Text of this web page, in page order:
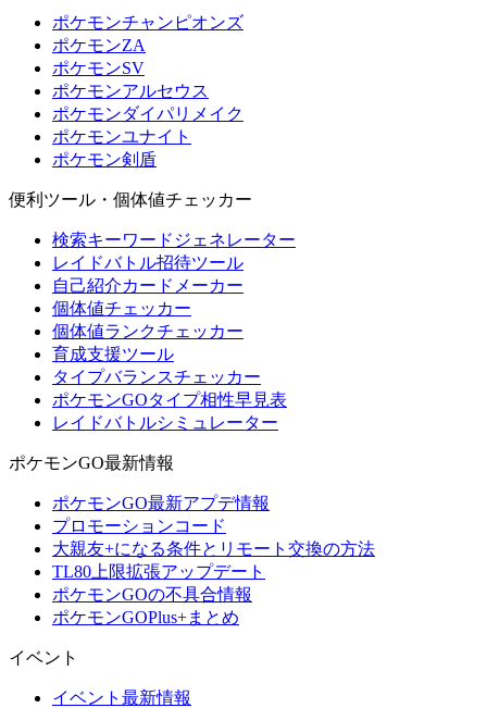
ポケモンチャンピオンズ
ポケモンZA
ポケモンSV
ポケモンアルセウス
ポケモンダイパリメイク
ポケモンユナイト
ポケモン剣盾
便利ツール・個体値チェッカー
検索キーワードジェネレーター
レイドバトル招待ツール
自己紹介カードメーカー
個体値チェッカー
個体値ランクチェッカー
育成支援ツール
タイプバランスチェッカー
ポケモンGOタイプ相性早見表
レイドバトルシミュレーター
ポケモンGO最新情報
ポケモンGO最新アプデ情報
プロモーションコード
大親友+になる条件とリモート交換の方法
TL80上限拡張アップデート
ポケモンGOの不具合情報
ポケモンGOPlus+まとめ
イベント
イベント最新情報